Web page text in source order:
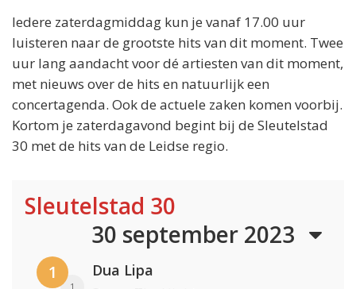
Iedere zaterdagmiddag kun je vanaf 17.00 uur
luisteren naar de grootste hits van dit moment. Twee
uur lang aandacht voor dé artiesten van dit moment,
met nieuws over de hits en natuurlijk een
concertagenda. Ook de actuele zaken komen voorbij.
Kortom je zaterdagavond begint bij de Sleutelstad
30 met de hits van de Leidse regio.
Sleutelstad 30
30 september 2023
1
1
Dua Lipa